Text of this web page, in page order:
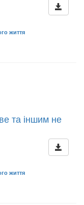
життя
та іншим не
життя